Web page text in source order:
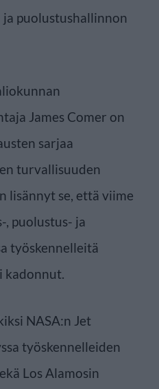
ja puolustushallinnon
James Comer on
sarjaa
turvallisuuden
lisännyt se, että viime
, puolustus- ja
työskennelleitä
NASA:n Jet
työskennelleiden
Los Alamosin